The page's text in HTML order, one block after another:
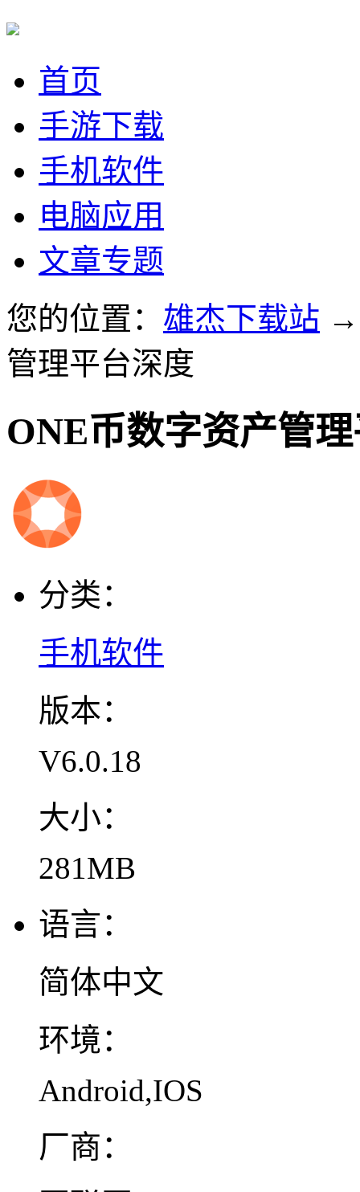
首页
手游下载
手机软件
电脑应用
文章专题
您的位置： 雄杰下载站
管理平台深度
ONE币数字资产管
分类：
手机软件
版本：
V6.0.18
大小：
281MB
语言：
简体中文
环境：
Android,IOS
厂商：